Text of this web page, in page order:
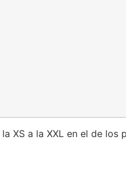
XS a la XXL en el de los